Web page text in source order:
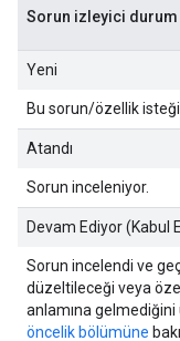
Sorun izleyici durum
Yeni
Bu sorun/özellik
Atandı
Sorun inceleniyor.
Devam Ediyor (Kabul
Sorun incelendi ve
düzeltileceği veya
anlamına gelmediğini
öncelik bölümüne